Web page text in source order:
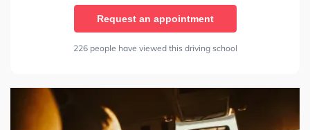
Request an appointment
226 people have viewed this driving school